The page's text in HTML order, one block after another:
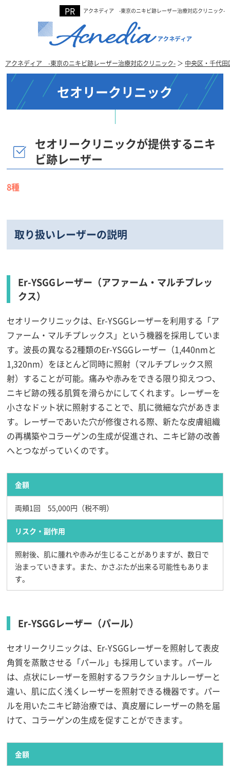
アクネディア -東京のニキビ跡レーザー治療対応クリニック-
アクネディア -東京のニキビ跡レーザー治療対応クリニック- ＞ 中央区・千代田
セオリークリニック
セオリークリニックが提供するニキ
ビ跡レーザー
8種
取り扱いレーザーの説明
Er-YSGGレーザー（アファーム・マルチプレッ
クス）
セオリークリニックは、Er-YSGGレーザーを利用する「ア
ファーム・マルチプレックス」という機器を採用していま
す。波長の異なる2種類のEr-YSGGレーザー（1,440nmと
1,320nm）をほとんど同時に照射（マルチプレックス照
射）することが可能。痛みや赤みをできる限り抑えつつ、
ニキビ跡の残る肌質を滑らかにしてくれます。レーザーを
小さなドット状に照射することで、肌に微細な穴があきま
す。レーザーであいた穴が修復される際、新たな皮膚組織
の再構築やコラーゲンの生成が促進され、ニキビ跡の改善
へとつながっていくのです。
金額
両頬1回 55,000円（税不明）
リスク・副作用
照射後、肌に腫れや赤みが生じることがありますが、数日で
治まっていきます。また、かさぶたが出来る可能性もありま
す。
Er-YSGGレーザー（パール）
セオリークリニックは、Er-YSGGレーザーを照射して表皮
角質を蒸散させる「パール」も採用しています。パール
は、点状にレーザーを照射するフラクショナルレーザーと
違い、肌に広く浅くレーザーを照射できる機器です。パー
ルを用いたニキビ跡治療では、真皮層にレーザーの熱を届
けて、コラーゲンの生成を促すことができます。
金額